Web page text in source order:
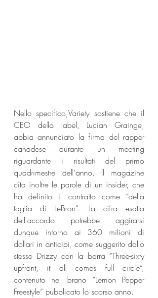
Nello specifico,Variety sostiene che il
CEO della label, Lucian Grainge,
abbia annunciato la firma del rapper
canadese durante un meeting
riguardante i risultati del primo
quadrimestre dell'anno. Il magazine
cita inoltre le parole di un insider, che
ha definito il contratto come “della
taglia di LeBron”. La cifra esatta
dell'accordo potrebbe aggirarsi
dunque intorno ai 360 milioni di
dollari in anticipi, come suggerito dallo
stesso Drizzy con la barra “Three-sixty
upfront, it all comes full circle”,
contenuto nel brano “Lemon Pepper
Freestyle” pubblicato lo scorso anno.